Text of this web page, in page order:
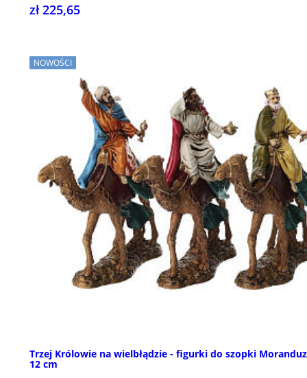
zł 225,65
NOWOŚCI
Trzej Królowie na wielbłądzie - figurki do szopki
12 cm